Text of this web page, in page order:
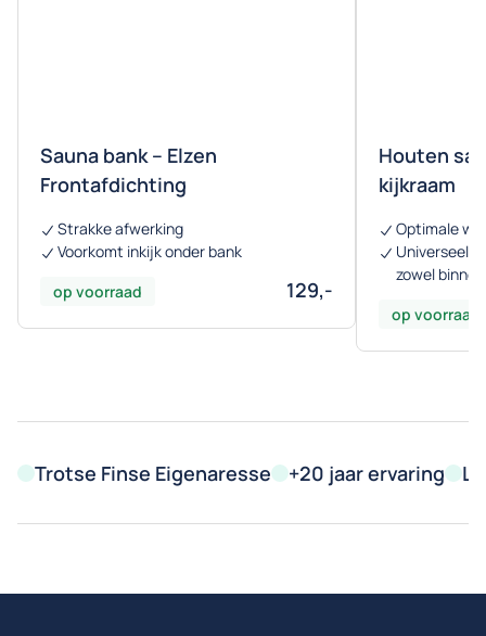
Sauna bank – Elzen
Frontafdichting
Strakke afwerking
Voorkomt inkijk onder bank
op voorraad
129,-
Houten
kijkraam
Optimale
Universeel
zowel
op voorraad
Trotse Finse Eigenaresse +20 jaar ervaring